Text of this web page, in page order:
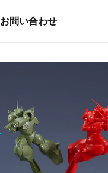
お問い合わせ